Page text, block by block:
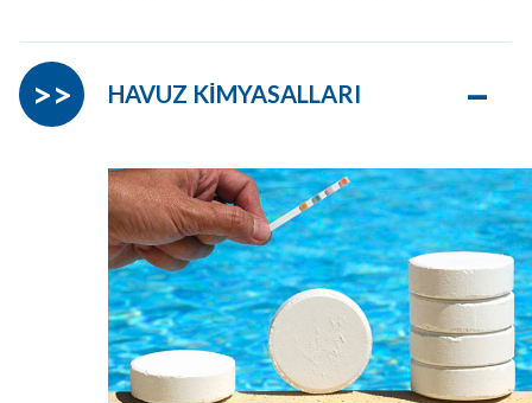
HAVUZ KİMYASALLARI –
>>